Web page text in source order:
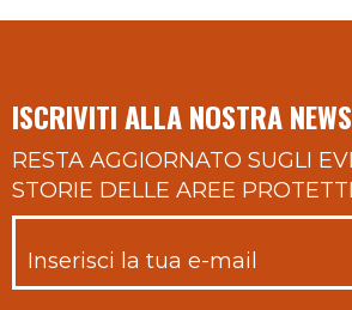
ISCRIVITI ALLA NOSTRA
RESTA AGGIORNATO SUGLI
STORIE DELLE AREE